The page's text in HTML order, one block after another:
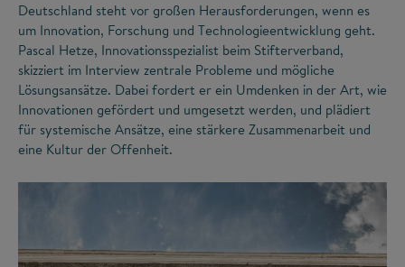
Deutschland steht vor großen Herausforderungen, wenn es
um Innovation, Forschung und Technologieentwicklung geht.
Pascal Hetze, Innovationsspezialist beim Stifterverband,
skizziert im Interview zentrale Probleme und mögliche
Lösungsansätze. Dabei fordert er ein Umdenken in der Art, wie
Innovationen gefördert und umgesetzt werden, und plädiert
für systemische Ansätze, eine stärkere Zusammenarbeit und
eine Kultur der Offenheit.